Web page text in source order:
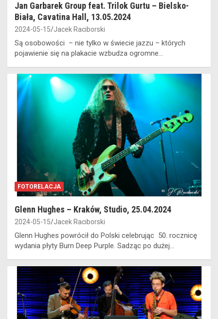
Jan Garbarek Group feat. Trilok Gurtu – Bielsko-
Biała, Cavatina Hall, 13.05.2024
2024-05-15 Jacek Raciborski
Są osobowości – nie tylko w świecie jazzu – których
pojawienie się na plakacie wzbudza ogromne…
FOTORELACJA
Glenn Hughes – Kraków, Studio, 25.04.2024
2024-05-15 Jacek Raciborski
Glenn Hughes powrócił do Polski celebrując 50. rocznicę
wydania płyty Burn Deep Purple. Sadząc po dużej…